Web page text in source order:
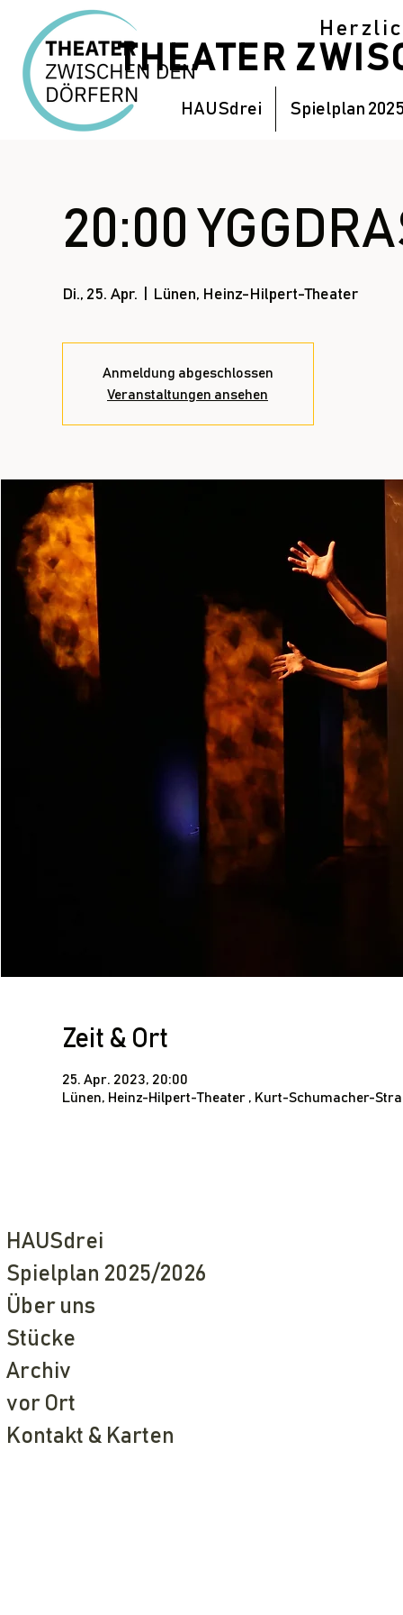
THEATER
HAUSdrei Spielplan
20:00
Di., 25. Apr. Lünen, Heinz-Hilpert-Theater
Anmeldung abgeschlossen
Veranstaltungen ansehen
Zeit & Ort
25. Apr. 2023, 20:00
Lünen, Heinz-Hilpert-Theater , Kurt-Schumacher-
HAUSdrei
Spielplan 2025/2026
Über uns
Stücke
Archiv
vor Ort
Kontakt & Karten